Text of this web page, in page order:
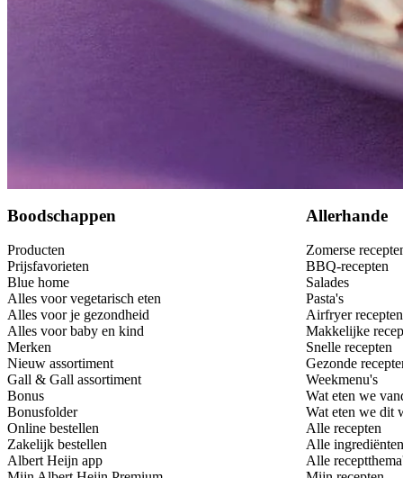
Boodschappen
Producten
Prijsfavorieten
Blue home
Alles voor vegetarisch eten
Alles voor je gezondheid
Alles voor baby en kind
Merken
Nieuw assortiment
Gall & Gall assortiment
Bonus
Bonusfolder
Online bestellen
Zakelijk bestellen
Albert Heijn app
Allerhande
Zomerse
BBQ-recepten
Salades
Pasta's
Airfryer recepten
Makkelijke
Snelle recepten
Gezonde
Weekmenu's
Wat eten we
Wat eten we dit
Alle recepten
Alle ingrediënten
Alle